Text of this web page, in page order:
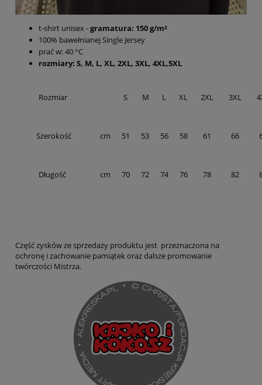
t-shirt unisex -gramatura: 150 g/m²
100% bawełnianej Single Jersey
prać w: 40 °C
rozmiary: S, M, L, XL, 2XL, 3XL, 4XL,5XL
Rozmiar S M L XL 2XL 3XL
Szerokość cm 51 53 56 58 61 66
Długość cm 70 72 74 76 78 82
Część zysków ze sprzedaży produktu jest przeznaczona na
ochronę i zachowanie pamiątek oraz dalsze promowanie
twórczości Mistrza.